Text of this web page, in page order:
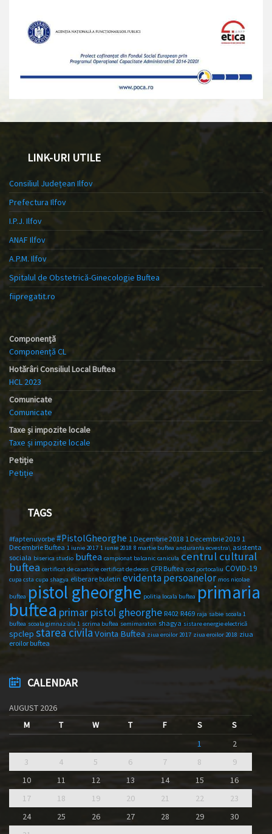
LINK-URI UTILE
Consiliul Județean Ilfov
Prefectura Ilfov
I.P.J. Ilfov
ANAF Ilfov
A.P.M. Ilfov
Spitalul de Obstetrică-Ginecologie Buftea
fiipregatit.ro
Componență
Componență CL
Hotărâri Consiliul Local Buftea
HCL 2023
Comunicate
Comunicate
Taxe și impozite locale
Taxe și impozite locale
Petiție
Petiție
TAGS
#faptenuvorbe #PistolGheorghe 1 Decembrie 2018 1 Decembrie 2019 1
Decembrie Buftea 1 iunie 2017 1 iunie 2018 8 martie buftea anduranta ecvestra\ asistenta
sociala biserica studio buftea campionat balcanic canicula centrul cultural
buftea certificat de casatorie certificat de deces CFR Buftea cod portocaliu COVID-19
cupa csta cupa shagya eliberare buletin evidenta persoanelor mos nicolae
buftea pistol gheorghe politia locala buftea primaria
buftea primar pistol gheorghe R402 R469 raja sabie scoala 1
buftea scoala gimnaziala 1 scrima buftea semimaraton shagya sistare energie electrică
spclep starea civila Vointa Buftea ziua eroilor 2017 ziua eroilor 2018 ziua
eroilor buftea
CALENDAR
AUGUST 2026
M
T W T F S
S
1
2
3
4 5 6 7 8
9
10
11 12 13 14 15
16
17
18 19 20 21 22
23
24
25 26 27 28 29
30